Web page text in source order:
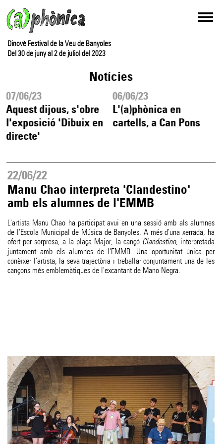
Dinovè Festival de la Veu de Banyoles
Del 30 de juny al 2 de juliol del 2023
Notícies
07/06/23
Aquest dijous, s'obre
l'exposició 'Dibuix en
directe'
06/06/23
L'(a)phònica en
cartells, a Can Pons
22/06/22
Manu Chao interpreta 'Clandestino'
amb els alumnes de l'EMMB
L'artista Manu Chao ha participat avui en una sessió amb als alumnes
de l'Escola Municipal de Música de Banyoles. A més d'una xerrada, ha
ofert per sorpresa, a la plaça Major, la cançó Clandestino, interpretada
juntament amb els alumnes de l'EMMB. Una oportunitat única per
conèixer l'artista, la seva trajectòria i treballar conjuntament una de les
cançons més emblemàtiques de l'excantant de Mano Negra.